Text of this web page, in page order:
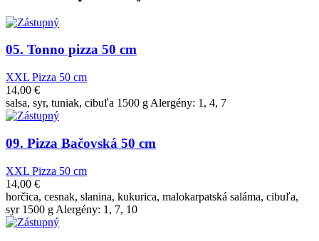
05. Tonno pizza 50 cm
XXL Pizza 50 cm
14,00 €
salsa, syr, tuniak, cibuľa 1500 g Alergény: 1, 4, 7
09. Pizza Bačovská 50 cm
XXL Pizza 50 cm
14,00 €
horčica, cesnak, slanina, kukurica, malokarpatská saláma, cibuľa,
syr 1500 g Alergény: 1, 7, 10